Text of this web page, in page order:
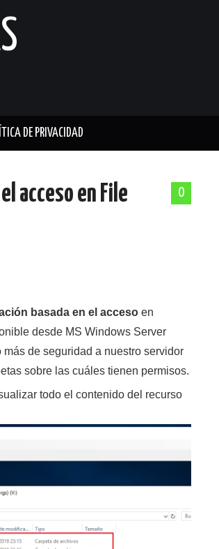
DE PRIVACIDAD
0
acceso en File
basada en el acceso en
desde MS Windows Server
de seguridad a nuestro servidor
sobre las cuáles tienen permisos.
todo el contenido del recurso